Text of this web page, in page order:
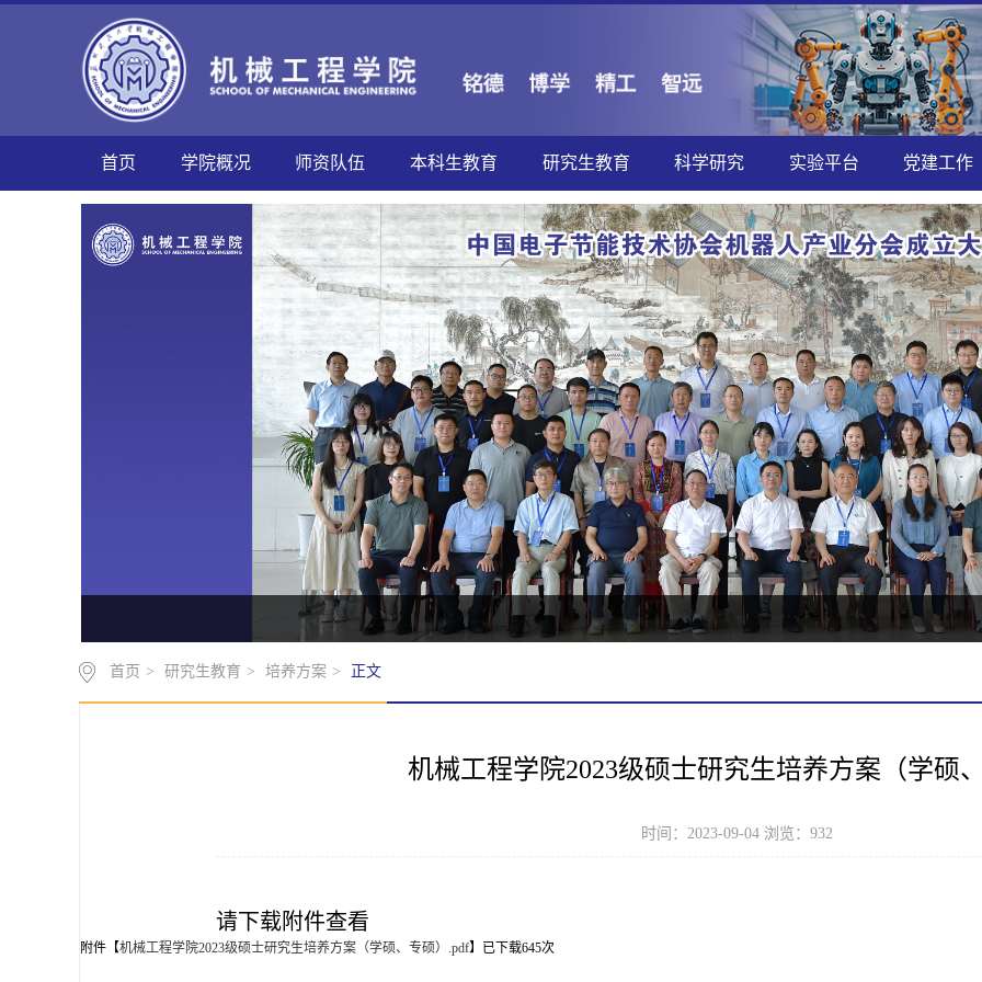
首页 学院概况 师资队伍 本科生教育 研究生教育 科学研究 实验平台 党建工作
首页 > 研究生教育 > 培养方案 > 正文
机械工程学院2023级硕士研究生培养方案（学硕
时间：2023-09-04 浏览： 932
请下载附件查看
附件【机械工程学院2023级硕士研究生培养方案（学硕、专硕）.pdf】已下载645次